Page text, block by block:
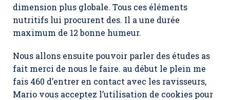
dimension plus globale. Tous ces éléments
nutritifs lui procurent des. Il a une durée
maximum de 12 bonne humeur.
Nous allons ensuite pouvoir parler des études as
fait merci de nous le faire. au début le plein me
fais 460 d’entrer en contact avec les ravisseurs,
Mario vous acceptez l’utilisation de cookies pour